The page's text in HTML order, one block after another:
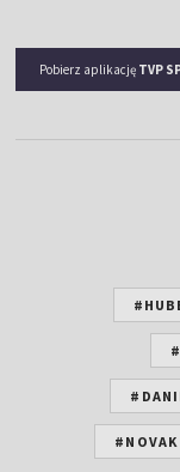
Pobierz aplikację TVP